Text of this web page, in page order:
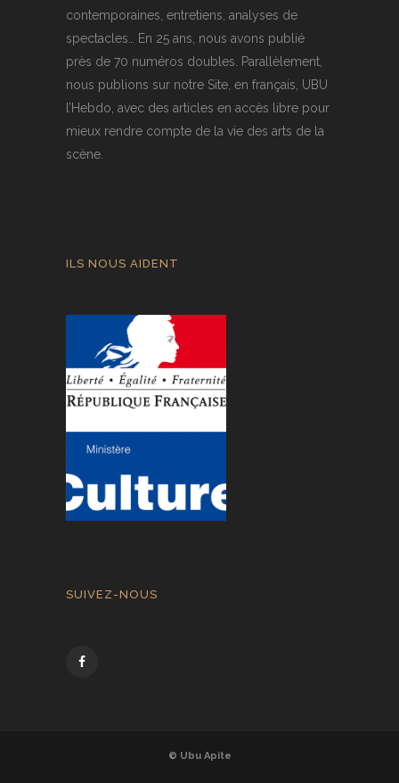
contemporaines, entretiens, analyses de
spectacles… En 25 ans, nous avons publié
près de 70 numéros doubles. Parallèlement,
nous publions sur notre Site, en français, UBU
l’Hebdo, avec des articles en accès libre pour
mieux rendre compte de la vie des arts de la
scène.
ILS NOUS AIDENT
SUIVEZ-NOUS
© Ubu Apite